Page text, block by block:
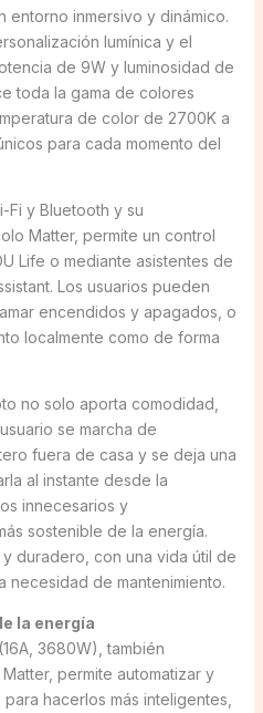
entorno inmersivo y dinámico.
lumínica y el
de 9W y luminosidad de
toda la gama de colores
de color de 2700K a
para cada momento del
Fi y Bluetooth y su
Matter, permite un control
Life o mediante asistentes de
Los usuarios pueden
encendidos y apagados, o
localmente como de forma
no solo aporta comodidad,
se marcha de
fuera de casa y se deja una
al instante desde la
innecesarios y
sostenible de la energía.
duradero, con una vida útil de
necesidad de mantenimiento.
la energía
3680W), también
permite automatizar y
hacerlos más inteligentes,